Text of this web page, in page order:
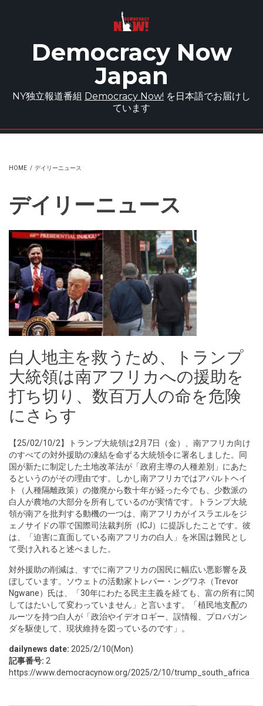
Democracy Now
Japan
NY独立報道番組 Democracy Now! を日本語でお届けし
ています
HOME / デイリーニュース
デイリーニュース
白人地主を救うため、トランプ
大統領は南アフリカへの援助を
打ち切り、数百万人の命を危険
にさらす
【25/02/10/2】トランプ大統領は2月7日（金）、南アフリカ向け
のすべての対外援助の凍結を命ずる大統領令に署名しました。同
国が新たに制定した土地改革法が「政府主導の人種差別」にあた
るというのがその理由です。しかし南アフリカではアパルトヘイ
ト（人種隔離政策）の撤廃から数十年が経った今でも、少数派の
白人が農地の大部分を所有しているのが実情です。トランプ大統
領が南アを批判する動機の一つは、南アフリカがイスラエルをジ
ェノサイドの罪で国際司法裁判所（ICJ）に提訴したことです。彼
は、「迫害に直面している南アフリカの白人」を米国は難民とし
て受け入れると述べました。
対外援助の削減は、すでに南アフリカの国民に幅広い悪影響を及
ぼしています。ソウェトの活動家トレバー・ングワネ（Trevor
Ngwane）氏は、「30年にわたる民主主義を経ても、富の所有に関
してはたいして変わっていません」と言います。「植民地支配の
ルーツを持つ白人が「政治やイデオロギー、誤情報、プロパガン
ダを駆使して、現状維持を図っているのです」。
dailynews date: 2025/2/10(Mon)
記事番号: 2
https://www.democracynow.org/2025/2/10/trump_south_africa